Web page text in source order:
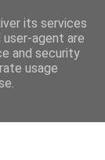
its services
user-agent are
and security
usage